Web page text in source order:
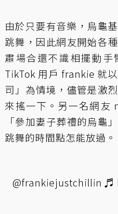
由於只要有音樂，烏龜
跳舞，因此網友開始各
肅場合還不識相擺動手
TikTok 用戶 frankie 就
司」為情境，儘管是激
來搖一下。另一名網友
「參加妻子葬禮的烏龜
跳舞的時間點怎能放過。
@frankiejustchillin ♬